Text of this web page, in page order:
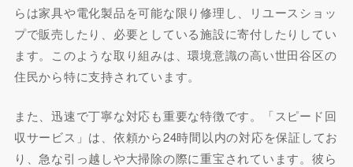
らは家具や電化製品を可能な限り修理し、リユースショッ
プで販売したり、必要としている施設に寄付したりしてい
ます。このような取り組みは、環境意識の高い世田谷区の
住民から特に支持されています。
また、迅速で丁寧な対応も重要な特徴です。「スピード回
収サービス」は、依頼から24時間以内の対応を保証してお
り、急な引っ越しや大掃除の際に重宝されています。彼ら